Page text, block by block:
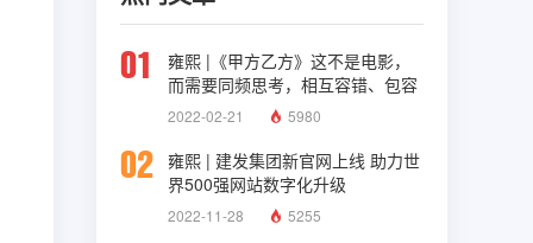
01
雍熙 |《甲方乙方》这不是电影，
而需要同频思考，相互容错、包容
与理解
2022-02-21 5980
02 雍熙 | 建发集团新官网上线 助力世
界500强网站数字化升级
2022-11-28 5255